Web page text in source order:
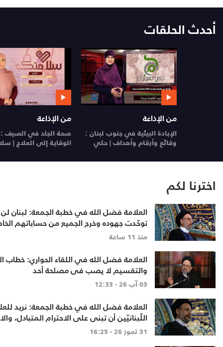
أحدث الحلقات
من الإذاعة
الإبادة البيئية في جنوب لبنان :
وقائع وأرقام وأهداف | حكي
مسؤول
من الإذاعة
صحة الجلد في الصيف
الوقاية إلى العلاج |
اخترنا لكم
العلامة فضل الله في خطبة الجمعة: لبنان
توحّدت جهوده وخرج الجميع من حساباتهم
منذ 11 ساعة
العلامة فضل الله في اللقاء الحواري: خطاب
والتقسيم لا يصب في مصلحة أحد
03 آب 26 - 12:33
العلامة فضل الله في
اللّبنانيّين أن تبنى على الاحترام المتبادل،
الجامع
31 تموز 26 - 16:25